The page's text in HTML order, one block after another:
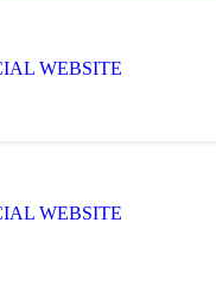
WEBSITE
WEBSITE